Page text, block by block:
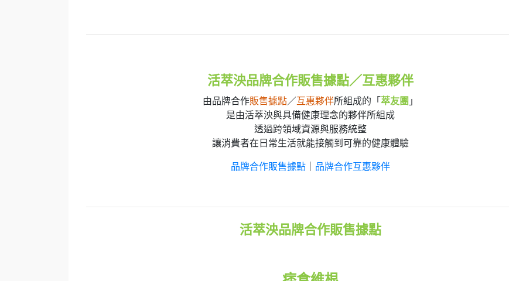
活萃泱品牌合作販售據點／互惠夥伴
由品牌合作販售據點／互惠夥伴所組成的「 萃友團 」
是由活萃泱與具備健康理念的夥伴所組成
透過跨領域資源與服務統整
讓消費者在日常生活就能接觸到可靠的健康體驗
品牌合作販售據點｜ 品牌合作互惠夥伴
活萃泱品牌合作販售據點